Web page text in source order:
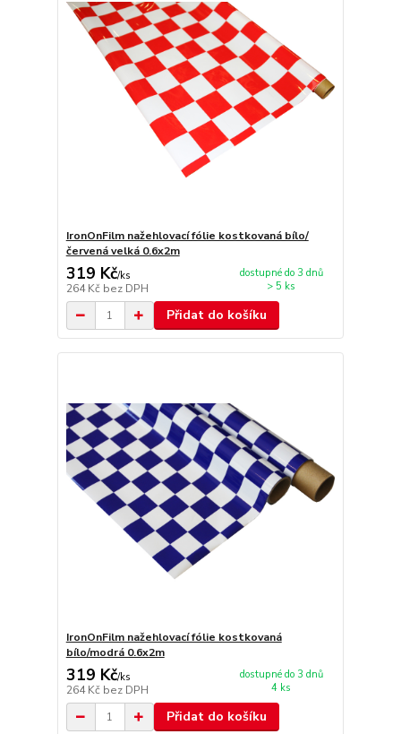
IronOnFilm nažehlovací fólie kostkovaná bílo/
červená velká 0.6x2m
319 Kč/ks
264 Kč bez DPH
dostupné do 3 dnů
> 5 ks
Přidat do košíku
IronOnFilm nažehlovací fólie kostkovaná
bílo/modrá 0.6x2m
319 Kč/ks
264 Kč bez DPH
dostupné do 3 dnů
4 ks
Přidat do košíku